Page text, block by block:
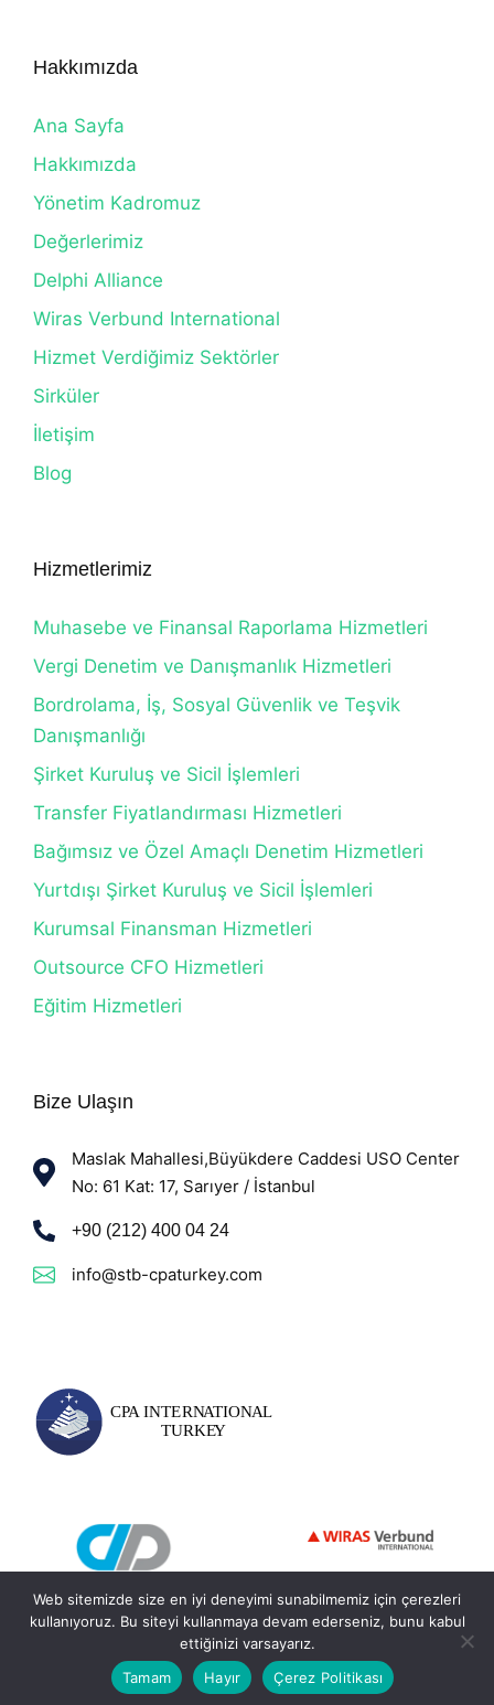
Hakkımızda
Ana Sayfa
Hakkımızda
Yönetim Kadromuz
Değerlerimiz
Delphi Alliance
Wiras Verbund International
Hizmet Verdiğimiz Sektörler
Sirküler
İletişim
Blog
Hizmetlerimiz
Muhasebe ve Finansal Raporlama Hizmetleri
Vergi Denetim ve Danışmanlık Hizmetleri
Bordrolama, İş, Sosyal Güvenlik ve Teşvik
Danışmanlığı
Şirket Kuruluş ve Sicil İşlemleri
Transfer Fiyatlandırması Hizmetleri
Bağımsız ve Özel Amaçlı Denetim Hizmetleri
Yurtdışı Şirket Kuruluş ve Sicil İşlemleri
Kurumsal Finansman Hizmetleri
Outsource CFO Hizmetleri
Eğitim Hizmetleri
Bize Ulaşın
Maslak Mahallesi,Büyükdere Caddesi USO Center
No: 61 Kat: 17, Sarıyer / İstanbul
+90 (212) 400 04 24
info@stb-cpaturkey.com
© 2026 - STB CPA International Turkey. Tüm Hakları Saklıdır.
Web sitemizde size en iyi deneyimi sunabilmemiz için çerezleri
kullanıyoruz. Bu siteyi kullanmaya devam ederseniz, bunu kabul
ettiğinizi varsayarız.
Tamam
Hayır Çerez Politikası